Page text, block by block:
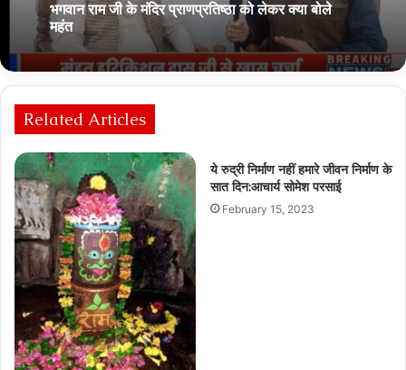
January 8, 2024
भगवान राम जी के मंदिर प्राणप्रतिष्ठा को लेकर क्या बोले
मोहर्रम – इमाम हुसैन की याद में निकाले गए ताजिया, सवारी भी
उठी
Related Articles
ये रुद्री निर्माण नहीं हमारे जीवन निर्माण के
सात दिन:आचार्य सोमेश परसाई
February 15, 2023